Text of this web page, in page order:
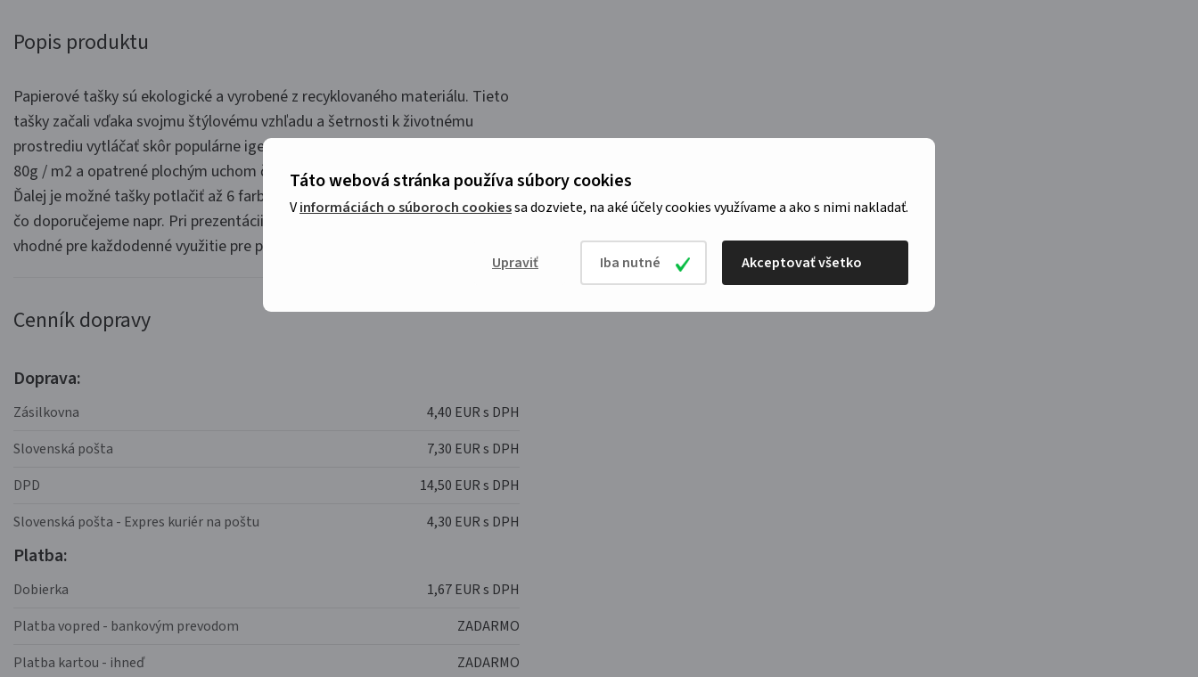
Táto webová stránka používa súbory cookies
Vinformáciách o súboroch cookiessa dozviete, na aké účely cookies využívame a ako s nimi nakladať.
Upraviť Iba nutné Akceptovať všetko
Popis produktu
Papierové tašky sú ekologické a vyrobené z recyklovaného materiálu. Tieto
tašky začali vďaka svojmu štýlovému vzhľadu a šetrnosti k životnému
prostrediu vytláčať skôr populárne igelitové tašky. Sú vyrobené v gramáži
80g / m2 a opatrené plochým uchom čo zaisťuje nosnosť tašky do 10kg.
Ďalej je možné tašky potlačiť až 6 farbami Techológia sieťotlač a flexotlač
čo doporučejeme napr. Pri prezentácii Vašej firemnej značky. Tašky sú
vhodné pre každodenné využitie pre prenášanie ľubovoľného tovaru.
Cenník dopravy
Doprava:
Zásilkovna
4,40 EUR s DPH
Slovenská pošta
7,30 EUR s DPH
DPD
14,50 EUR s DPH
Slovenská pošta - Expres kuriér na poštu
4,30 EUR s DPH
Platba:
Dobierka
1,67 EUR s DPH
Platba vopred - bankovým prevodom
ZADARMO
Platba kartou - ihneď
ZADARMO